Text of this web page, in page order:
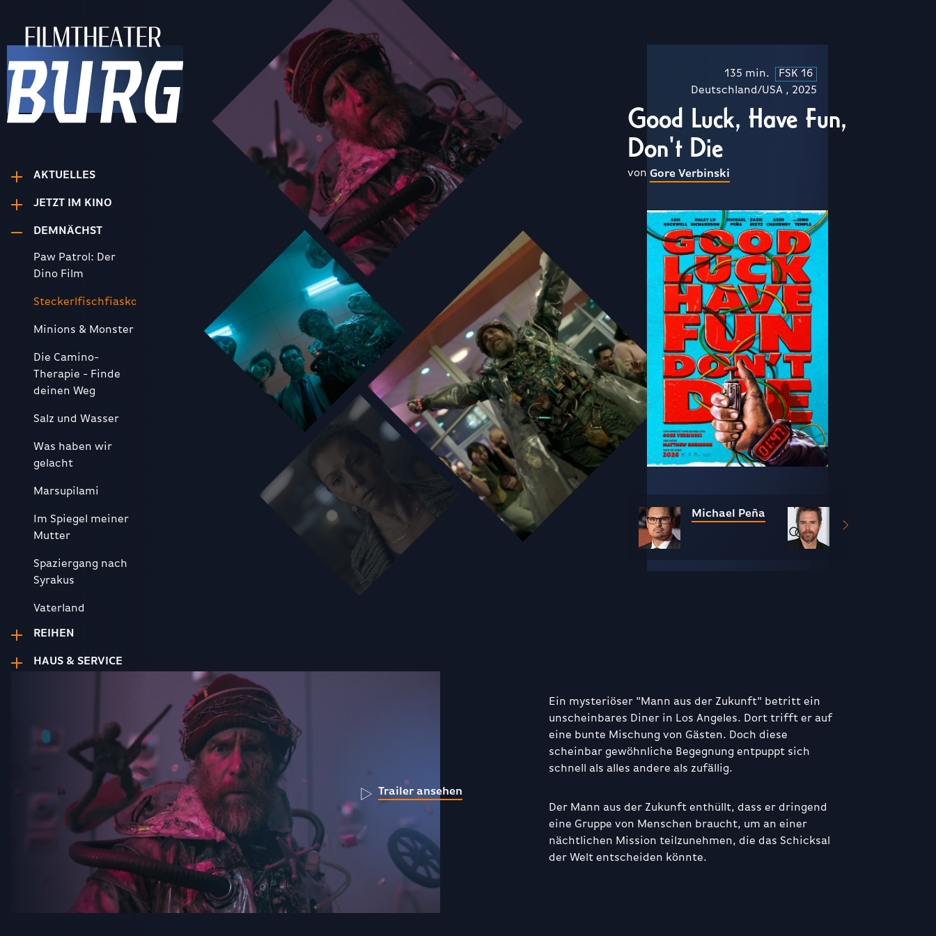
AKTUELLES
JETZT IM KINO
DEMNÄCHST
Paw Patrol: Der
Dino Film
Steckerlfischfiasko
Minions & Monster
Die Camino-
Therapie - Finde
deinen Weg
Salz und Wasser
Was haben wir
gelacht
Marsupilami
Im Spiegel meiner
Mutter
Spaziergang nach
Syrakus
Vaterland
REIHEN
HAUS & SERVICE
135 min.
FSK 16
Deutschland/USA , 2025
Good Luck, Have Fun,
Don't Die
vonGore Verbinski
Michael Peña
Trailer ansehen
Ein mysteriöser "Mann aus der Zukunft" betritt ein
unscheinbares Diner in Los Angeles. Dort trifft er auf
eine bunte Mischung von Gästen. Doch diese
scheinbar gewöhnliche Begegnung entpuppt sich
schnell als alles andere als zufällig.
Der Mann aus der Zukunft enthüllt, dass er dringend
eine Gruppe von Menschen braucht, um an einer
nächtlichen Mission teilzunehmen, die das Schicksal
der Welt entscheiden könnte.